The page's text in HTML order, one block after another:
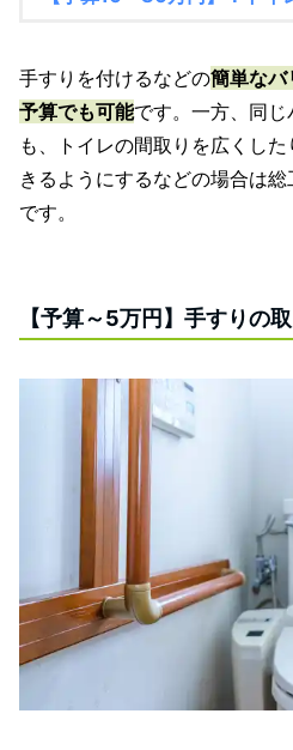
手すりを付けるなどの簡単なバ
予算でも可能です。一方、同
も、トイレの間取りを広くし
きるようにするなどの場合は
です。
【予算～5万円】手すりの